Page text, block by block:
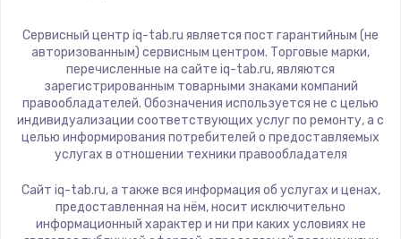
CHUWI
Сервисный центр iq-tab.ru является пост гарантийным (не
авторизованным) сервисным центром. Торговые марки,
перечисленные на сайте iq-tab.ru, являются
зарегистрированным товарными знаками компаний
правообладателей. Обозначения используется не с целью
индивидуализации соответствующих услуг по ремонту, а с
целью информирования потребителей о предоставляемых
услугах в отношении техники правообладателя
Сайт iq-tab.ru, а также вся информация об услугах и ценах,
предоставленная на нём, носит исключительно
информационный характер и ни при каких условиях не